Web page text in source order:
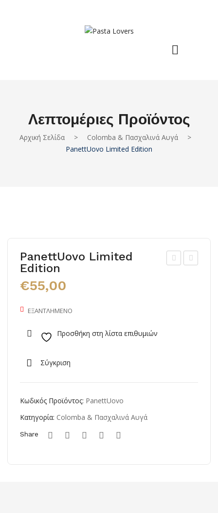
Λεπτομέριες Προϊόντος
Αρχική Σελίδα > Colomba & Πασχαλινά Αυγά
>
PanettUovo Limited Edition
Rub
PanettUovo Limited
Edition
€55,00
ΕΞΑΝΤΛΗΜΈΝΟ
Προσθήκη στη λίστα επιθυμιών
Σύγκριση
Κωδικός Προϊόντος: PanettUovo
Κατηγορία: Colomba & Πασχαλινά Αυγά
Share